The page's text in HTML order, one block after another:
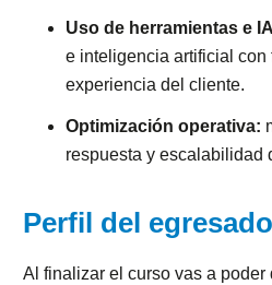
Uso de herramientas e
e inteligencia artificial con
experiencia del cliente.
Optimización operativa:
respuesta y escalabilidad
Perfil del egresado
Al finalizar el curso vas a